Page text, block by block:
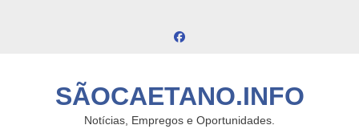
SÃOCAETANO.INFO
Notícias, Empregos e Oportunidades.